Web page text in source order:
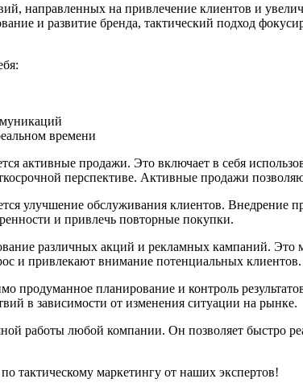
направленных на привлечение клиентов и
и развитие бренда, тактический подход
времени
активные продажи. Это включает в себя
перспективе. Активные продажи
улучшение обслуживания клиентов. Внедрение
и привлечь повторные покупки.
различных акций и рекламных кампаний.
и привлекают внимание потенциальных клиентов.
продуманное планирование и контроль
в зависимости от изменения ситуации на рынке.
работы любой компании. Он позволяет быстро
тактическому маркетингу от наших экспертов!